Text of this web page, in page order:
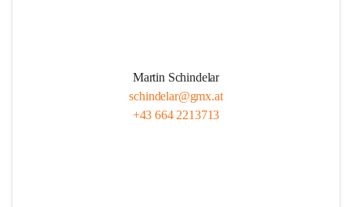
Martin Schindelar
schindelar@gmx.at
+43 664 2213713